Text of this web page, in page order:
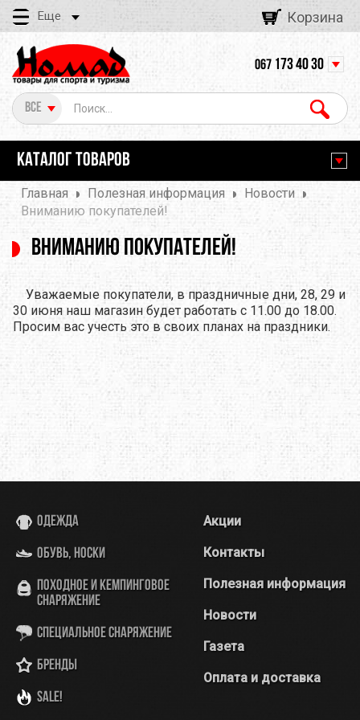
Еще Корзина
Все
067 173 40 30
КАТАЛОГ ТОВАРОВ
Главная Полезная информация
Новости
Вниманию покупателей!
Вниманию покупателей!
Уважаемые покупатели, в праздничные дни, 28, 29 и
30 июня наш магазин будет работать с 11.00 до 18.00.
Просим вас учесть это в своих планах на праздники.
Одежда
Обувь, носки
Походное и кемпинговое
снаряжение
Специальное снаряжение
Бренды
SALE!
Акции
Контакты
Полезная информация
Новости
Газета
Оплата и доставка